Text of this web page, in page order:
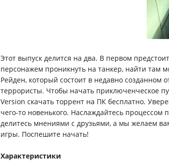
Этот выпуск делится на два. В первом
персонажем проникнуть на танкер, найти там
Рейден, который состоит в недавно созданном
террористы. Чтобы начать приключенческое
Version скачать торрент на ПК бесплатно.
чего-то новенького. Наслаждайтесь
делитесь мнениями с друзьями, а мы желаем
игры. Поспешите начать!
Характеристики